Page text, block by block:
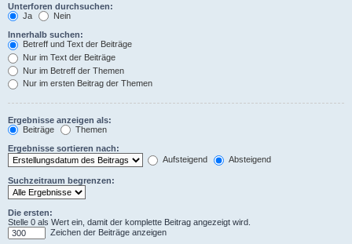
Unterforen durchsuchen:
Ja
Nein
Innerhalb suchen:
Betreff und Text der Beiträge
Nur im Text der Beiträge
Nur im Betreff der Themen
Nur im ersten Beitrag der Themen
Ergebnisse anzeigen als:
Beiträge
Themen
Ergebnisse sortieren nach:
Aufsteigend
Absteigend
Suchzeitraum begrenzen:
Die ersten:
Stelle 0 als Wert ein, damit der komplette Beitrag angezeigt wird.
Zeichen der Beiträge anzeigen